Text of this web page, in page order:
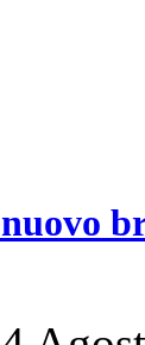
nuovo